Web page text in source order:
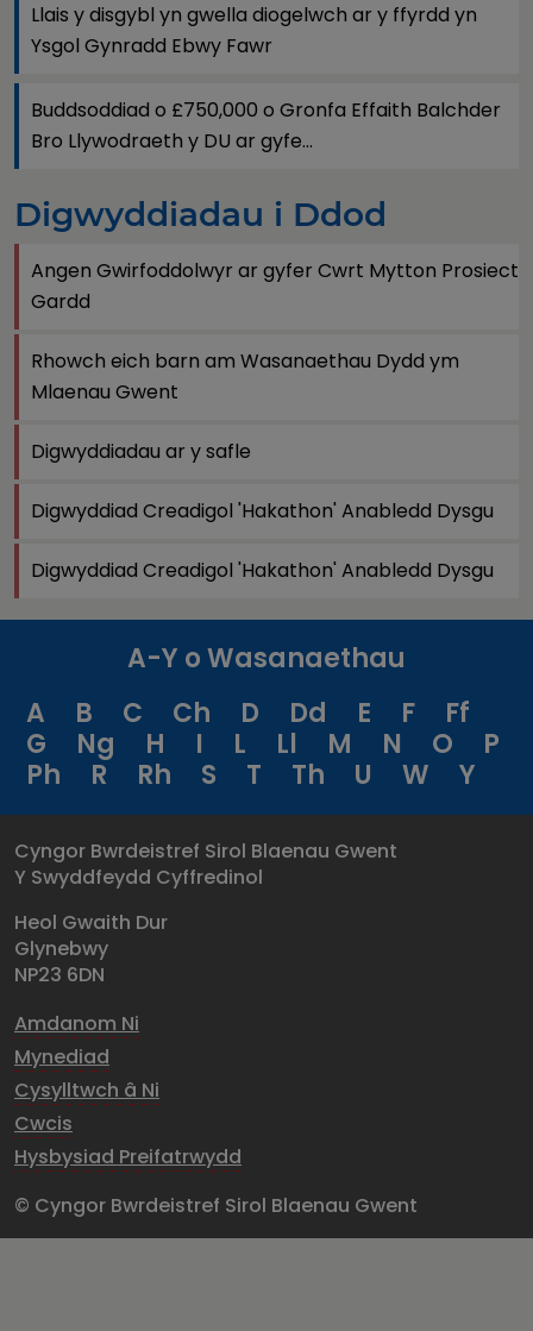
Llais y disgybl yn gwella diogelwch ar y ffyrdd yn
Ysgol Gynradd Ebwy Fawr
Buddsoddiad o £750,000 o Gronfa Effaith Balchder
Bro Llywodraeth y DU ar gyfe...
Digwyddiadau i Ddod
Angen Gwirfoddolwyr ar gyfer Cwrt Mytton Prosiect
Gardd
Rhowch eich barn am Wasanaethau Dydd ym
Mlaenau Gwent
Digwyddiadau ar y safle
Digwyddiad Creadigol 'Hakathon' Anabledd Dysgu
Digwyddiad Creadigol 'Hakathon' Anabledd Dysgu
A-Y o Wasanaethau
A
B C Ch D Dd E F
Ff
G
Ng H I L Ll M N O
P
Ph
R Rh S T Th U W Y
Cyngor Bwrdeistref Sirol Blaenau Gwent
Y Swyddfeydd Cyffredinol
Heol Gwaith Dur
Glynebwy
NP23 6DN
Amdanom Ni
Mynediad
Cysylltwch â Ni
Cwcis
Hysbysiad Preifatrwydd
© Cyngor Bwrdeistref Sirol Blaenau Gwent